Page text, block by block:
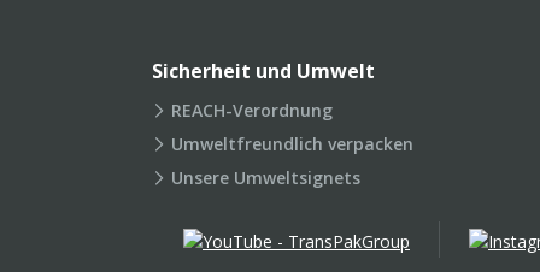
Sicherheit und Umwelt
REACH-Verordnung
Umweltfreundlich verpacken
Unsere Umweltsignets